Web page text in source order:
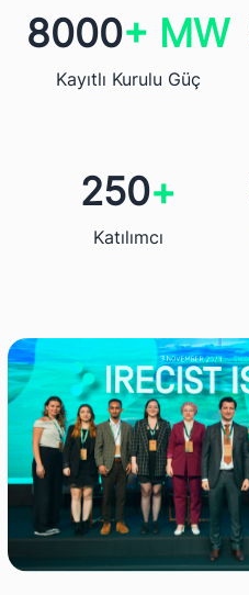
8000+ MW
Kayıtlı Kurulu Güç
250+
Katılımcı